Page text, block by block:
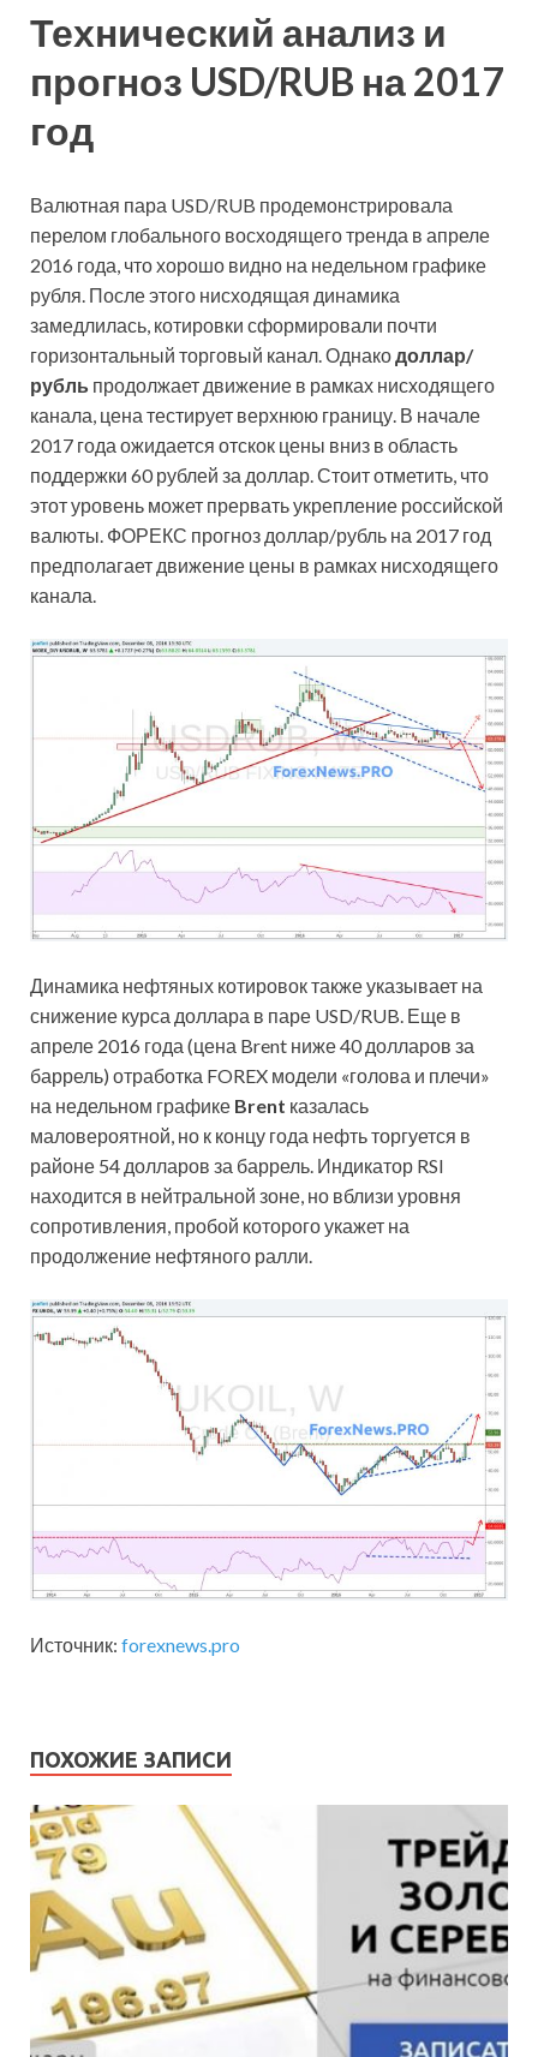
Технический анализ и
прогноз USD/RUB на 2017
год
Валютная пара USD/RUB продемонстрировала
перелом глобального восходящего тренда в апреле
2016 года, что хорошо видно на недельном графике
рубля. После этого нисходящая динамика
замедлилась, котировки сформировали почти
горизонтальный торговый канал. Однакодоллар/
рубль продолжает движение в рамках нисходящего
канала, цена тестирует верхнюю границу. В начале
2017 года ожидается отскок цены вниз в область
поддержки 60 рублей за доллар. Стоит отметить, что
этот уровень может прервать укрепление российской
валюты. ФОРЕКС прогноз доллар/рубль на 2017 год
предполагает движение цены в рамках нисходящего
канала.
Динамика нефтяных котировок также указывает на
снижение курса доллара в паре USD/RUB. Еще в
апреле 2016 года (цена Brent ниже 40 долларов за
баррель) отработка FOREX модели «голова и плечи»
на недельном графике Brent казалась
маловероятной, но к концу года нефть торгуется в
районе 54 долларов за баррель. Индикатор RSI
находится в нейтральной зоне, но вблизи уровня
сопротивления, пробой которого укажет на
продолжение нефтяного ралли.
Источник: forexnews.pro
ПОХОЖИЕ ЗАПИСИ